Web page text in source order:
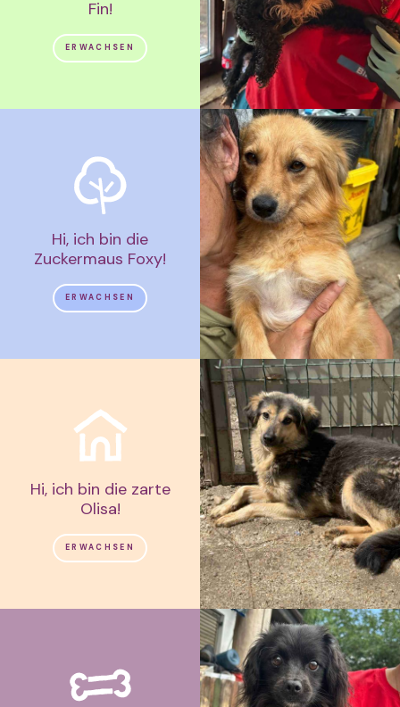
Fin!
ERWACHSEN
Hi, ich bin die
Zuckermaus Foxy!
ERWACHSEN
Hi, ich bin die zarte
Olisa!
ERWACHSEN